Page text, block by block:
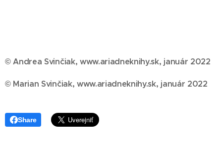
© Andrea Svinčiak, www.ariadneknihy.sk, január 2022
© Marian Svinčiak, www.ariadneknihy.sk, január 2022
Share